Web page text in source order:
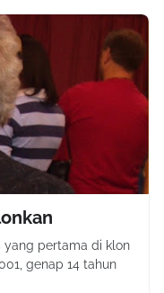
yang pertama di klon
genap 14 tahun